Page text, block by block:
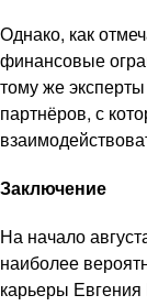
Однако, как
финансовые
тому же
партнёров, с
Заключение
На начало
наиболее
карьеры Евгения